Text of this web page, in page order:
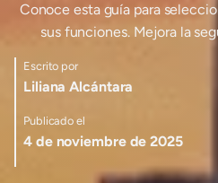
Conoce esta guía para
sus funciones. Mejora la
Escrito por
Liliana Alcántara
Publicado el
4 de noviembre de 2025